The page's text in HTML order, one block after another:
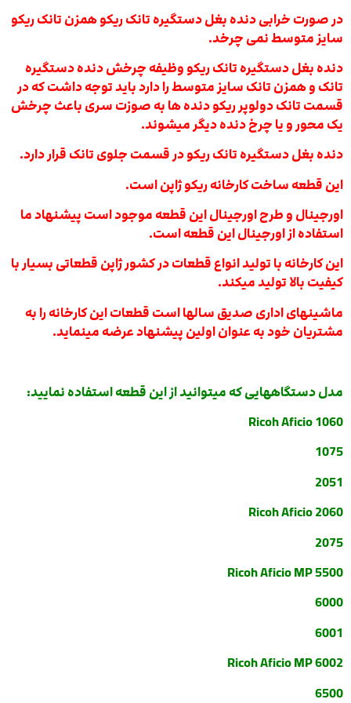
در صورت خرابی دنده بغل دستگیره تانک ریکوهمزن تانک ریکو
سایز متوسطنمی چرخد.
دنده بغل دستگیره تانک ریکو وظیفه چرخش دنده دستگیره
تانک و همزن تانک سایز متوسط را دارد باید توجه داشت که در
قسمت تانک دولوپر ریکو دنده ها به صوزت سری باعث چرخش
یک محور و یا چرخ دنده دیگر میشوند.
دنده بغل دستگیره تانک ریکو در قسمت جلوی تانک قرار دارد.
این قطعه ساخت کارخانه ریکو ژاپن است.
اورجینال و طرح اورجینال این قطعه موجود است پیشنهاد ما
استفاده از اورجینال این قطعه است.
این کارخانه با تولید انواع قطعات در کشور ژاپن قطعاتی بسیار با
کیفیت بالا تولید میکند.
ماشینهای اداری صدیق سالها است قطعات این کارخانه را به
مشتریان خود به عنوان اولین پیشنهاد عرضه مینماید.
مدل دستگاههایی که میتوانید از این قطعه استفاده نمایید:
Ricoh Aficio 1060
1075
2051
Ricoh Aficio 2060
2075
Ricoh Aficio MP 5500
6000
6001
Ricoh Aficio MP 6002
6500